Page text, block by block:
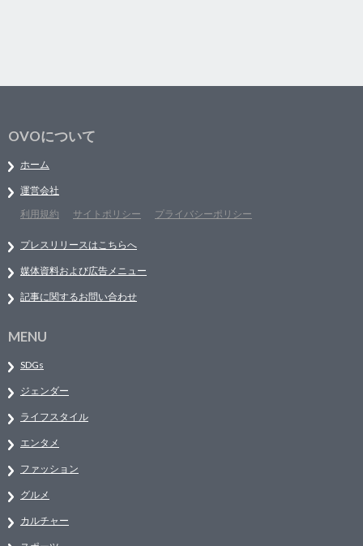
OVOについて
ホーム
運営会社
利用規約
サイトポリシー プライバシーポリシー
プレスリリースはこちらへ
媒体資料および広告メニュー
記事に関するお問い合わせ
MENU
SDGs
ジェンダー
ライフスタイル
エンタメ
ファッション
グルメ
カルチャー